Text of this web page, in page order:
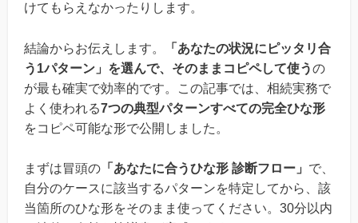
けてもらえなかったりします。
結論からお伝えします。
「あなたの状況にピッタリ合
う1パターン」を選んで、そのままコピペして使うの
が最も確実で効率的です。この記事では、相続実務で
よく使われる7つの典型パターンすべての完全ひな形
をコピペ可能な形で公開しました。
まずは冒頭の 「あなたに合うひな形 診断フロー」 で、
自分のケースに該当するパターンを特定してから、該
当箇所のひな形をそのまま使ってください。30分以内